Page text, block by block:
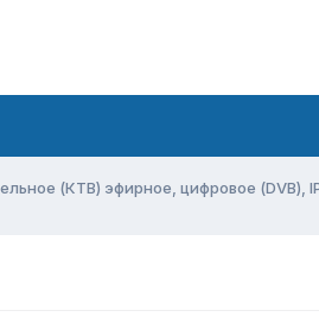
(КТВ) эфирное, цифровое (DVB),